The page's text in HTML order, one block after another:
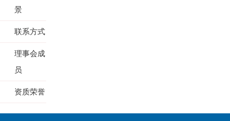
景
联系方式
理事会成
员
资质荣誉